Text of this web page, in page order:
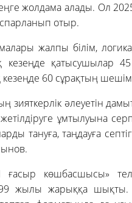
жолдама алады. Ол
отыр.
жалпы білім,
кезеңде қатысушылар
60 сұрақтың
әлеуетін
ұмтылуына
тануға, таңдауға
ғасыр көшбасшысы»
жылы жарыққа